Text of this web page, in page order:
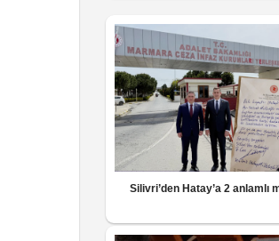
Silivri’den Hatay’a 2 anlamlı